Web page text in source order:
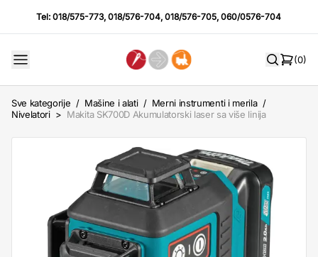
Tel:018/575-773,018/576-704,018/576-705,060/0576-704
(0)
Sve kategorije / Mašine i alati / Merni instrumenti i merila /
Nivelatori > Makita SK700D Akumulatorski laser sa više linija